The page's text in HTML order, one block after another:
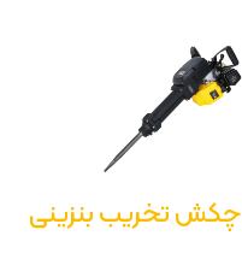
چکش تخریب بنزینی